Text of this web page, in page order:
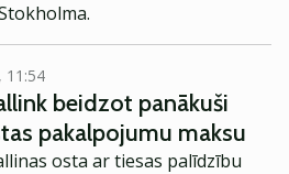
11:54
beidzot panākuši
pakalpojumu maksu
osta ar tiesas palīdzību